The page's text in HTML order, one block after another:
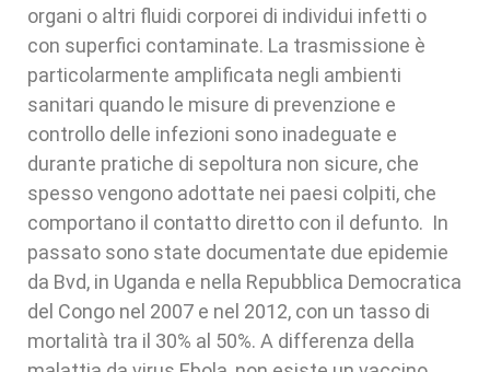
organi o altri fluidi corporei di individui infetti o
con superfici contaminate. La trasmissione è
particolarmente amplificata negli ambienti
sanitari quando le misure di prevenzione e
controllo delle infezioni sono inadeguate e
durante pratiche di sepoltura non sicure, che
spesso vengono adottate nei paesi colpiti, che
comportano il contatto diretto con il defunto. In
passato sono state documentate due epidemie
da Bvd, in Uganda e nella Repubblica Democratica
del Congo nel 2007 e nel 2012, con un tasso di
mortalità tra il 30% al 50%. A differenza della